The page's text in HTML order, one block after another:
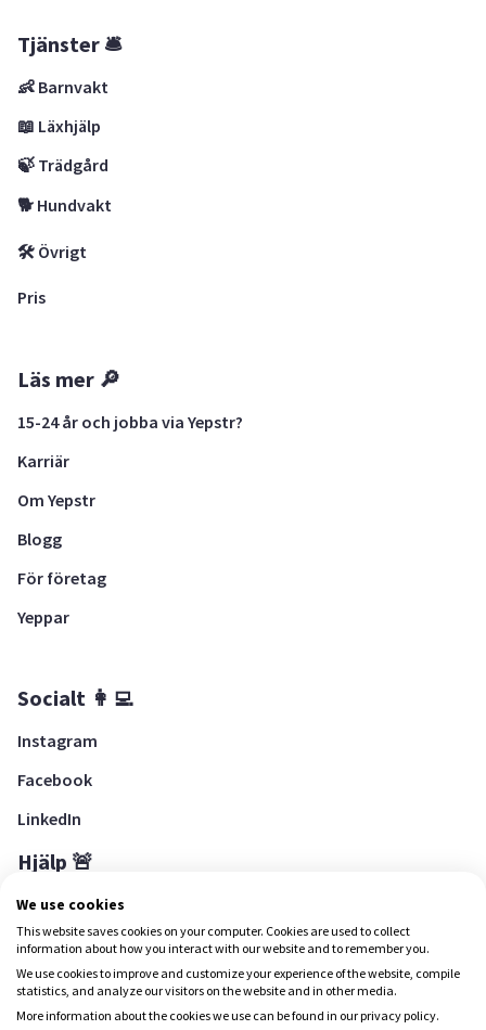
Tjänster 🛎
👶 Barnvakt
📖 Läxhjälp
🍃 Trädgård
🐕 Hundvakt
🛠 Övrigt
Pris
Läs mer 🔎
15-24 år och jobba via Yepstr?
Karriär
Om Yepstr
Blogg
För företag
Yeppar
Socialt 👩‍💻
Instagram
Facebook
LinkedIn
Hjälp 🚨
Hjälpcenter
Ladda ned Yepstr
We use cookies
This website saves cookies on your computer. Cookies are used to collect
information about how you interact with our website and to remember you.
We use cookies to improve and customize your experience of the website, compile
statistics, and analyze our visitors on the website and in other media.
More information about the cookies we use can be found in our privacy policy.